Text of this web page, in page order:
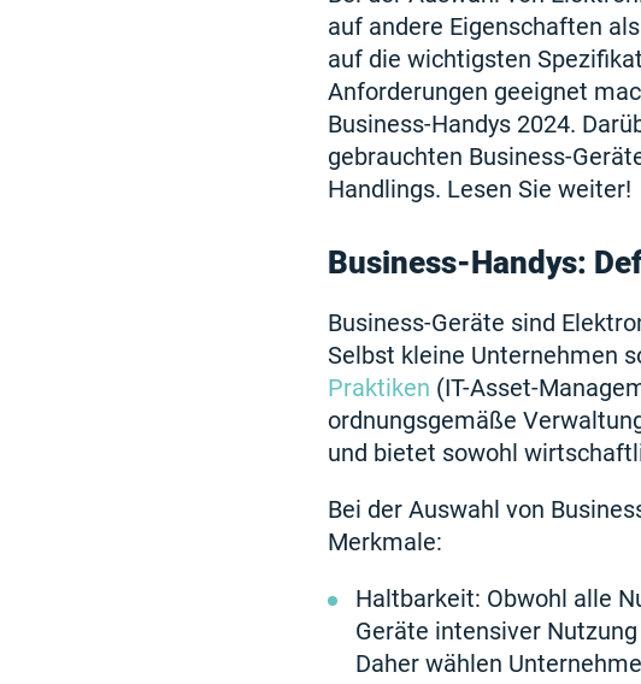
auf andere Eigenschaften
auf die wichtigsten
Anforderungen geeignet
Business-Handys 2024.
gebrauchten Business-
Handlings. Lesen Sie weiter!
Business-Handys:
Business-Geräte sind
Selbst kleine Unternehmen
Praktiken (IT-Asset-
ordnungsgemäße
und bietet sowohl
Bei der Auswahl von
Merkmale:
Haltbarkeit: Obwohl alle
Geräte intensiver
Daher wählen